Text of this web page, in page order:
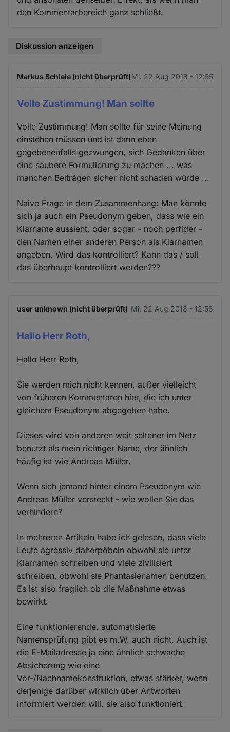
den Kommentarbereich ganz schließt.
Diskussion anzeigen
Markus Schiele (nicht überprüft)Mi. 22 Aug 2018 - 12:55
Volle Zustimmung! Man sollte
Volle Zustimmung! Man sollte für seine Meinung
einstehen müssen und ist dann eben
gegebenenfalls gezwungen, sich Gedanken über
eine saubere Formulierung zu machen ... was
manchen Beiträgen sicher nicht schaden würde ...
Naive Frage in dem Zusammenhang: Man könnte
sich ja auch ein Pseudonym geben, dass wie ein
Klarname aussieht, oder sogar - noch perfider -
den Namen einer anderen Person als Klarnamen
angeben. Wird das kontrolliert? Kann das / soll
das überhaupt kontrolliert werden???
user unknown (nicht überprüft) Mi. 22 Aug 2018 - 12:58
Hallo Herr Roth,
Hallo Herr Roth,
Sie werden mich nicht kennen, außer vielleicht
von früheren Kommentaren hier, die ich unter
gleichem Pseudonym abgegeben habe.
Dieses wird von anderen weit seltener im Netz
benutzt als mein richtiger Name, der ähnlich
häufig ist wie Andreas Müller.
Wenn sich jemand hinter einem Pseudonym wie
Andreas Müller versteckt - wie wollen Sie das
verhindern?
In mehreren Artikeln habe ich gelesen, dass viele
Leute agressiv daherpöbeln obwohl sie unter
Klarnamen schreiben und viele zivilisiert
schreiben, obwohl sie Phantasienamen benutzen.
Es ist also fraglich ob die Maßnahme etwas
bewirkt.
Eine funktionierende, automatisierte
Namensprüfung gibt es m.W. auch nicht. Auch ist
die E-Mailadresse ja eine ähnlich schwache
Absicherung wie eine
Vor-/Nachnamekonstruktion, etwas stärker, wenn
derjenige darüber wirklich über Antworten
informiert werden will, sie also funktioniert.